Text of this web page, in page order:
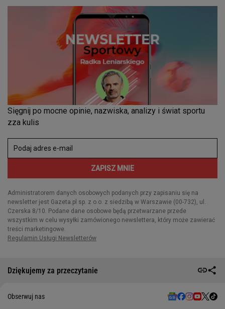
Dziękujemy za przeczytanie
Obserwuj nas